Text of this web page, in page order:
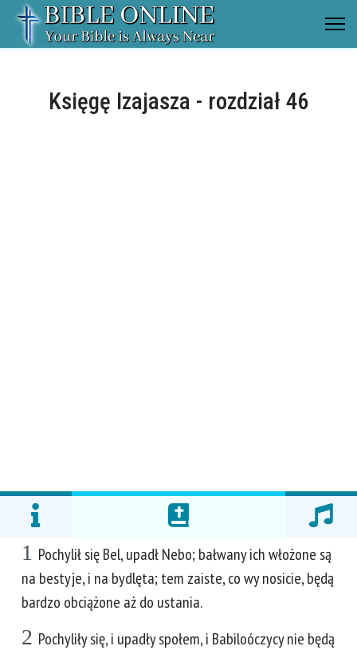
Księgę Izajasza - rozdział 46
1 Pochylił się Bel, upadł Nebo; bałwany ich włożone są
na bestyje, i na bydlęta; tem zaiste, co wy nosicie, będą
bardzo obciążone aż do ustania.
2 Pochyliły się, i upadły społem, i Babiloóczycy nie będą